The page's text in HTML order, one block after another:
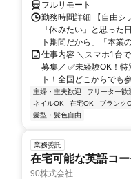
フルリモート
勤務時間詳細 【自由シ
「休みたい」と思った
ト期間だから」「本業
仕事内容 ＼スマホ1台
募集／ ✅未経験OK！
ト！全国どこからでも
主婦・主夫歓迎 フリーター歓
ネイルOK
在宅OK ブランク
髪型・髪色自由
業務委託
在宅可能な英語コ
90株式会社